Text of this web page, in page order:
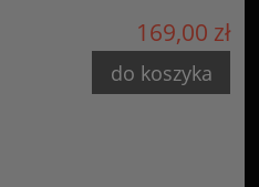
169,00 zł
do koszyka